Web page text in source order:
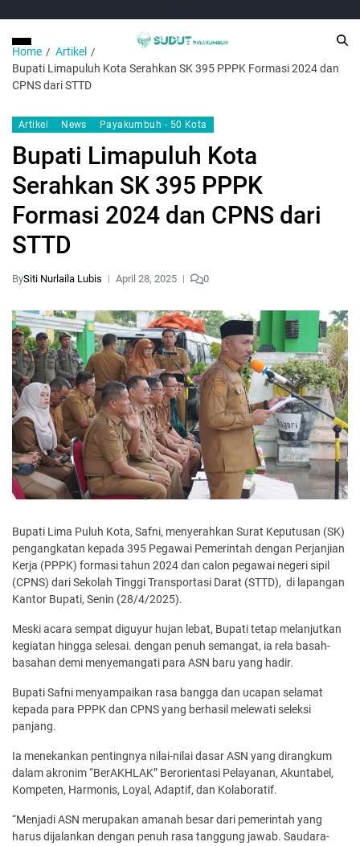
Home
Artikel
Bupati Limapuluh Kota Serahkan SK 395 PPPK Formasi 2024 dan
CPNS dari STTD
Artikel News Payakumbuh - 50 Kota
Bupati Limapuluh Kota
Serahkan SK 395 PPPK
Formasi 2024 dan CPNS dari
STTD
BySiti Nurlaila Lubis April 28, 2025 0
Bupati Lima Puluh Kota, Safni, menyerahkan Surat Keputusan (SK)
pengangkatan kepada 395 Pegawai Pemerintah dengan Perjanjian
Kerja (PPPK) formasi tahun 2024 dan calon pegawai negeri sipil
(CPNS) dari Sekolah Tinggi Transportasi Darat (STTD), di lapangan
Kantor Bupati, Senin (28/4/2025).
Meski acara sempat diguyur hujan lebat, Bupati tetap melanjutkan
kegiatan hingga selesai. dengan penuh semangat, ia rela basah-
basahan demi menyemangati para ASN baru yang hadir.
Bupati Safni menyampaikan rasa bangga dan ucapan selamat
kepada para PPPK dan CPNS yang berhasil melewati seleksi
panjang.
Ia menekankan pentingnya nilai-nilai dasar ASN yang dirangkum
dalam akronim “BerAKHLAK” Berorientasi Pelayanan, Akuntabel,
Kompeten, Harmonis, Loyal, Adaptif, dan Kolaboratif.
“Menjadi ASN merupakan amanah besar dari pemerintah yang
harus dijalankan dengan penuh rasa tanggung jawab. Saudara-